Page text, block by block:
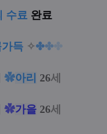
수료 완료
득 ✧✤✤✤
✿아리 26세
✿가을26세